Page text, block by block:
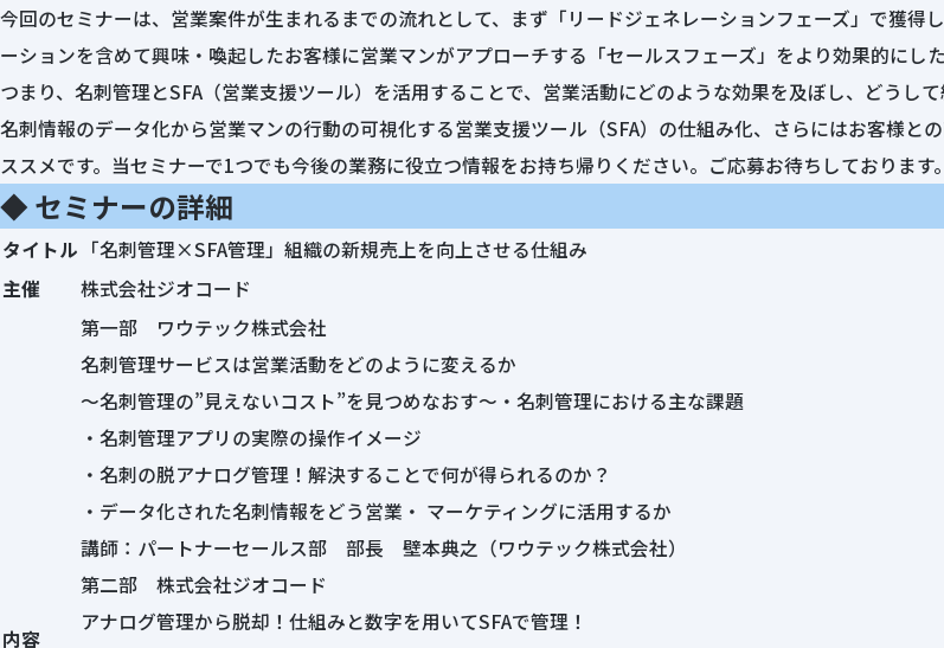
今回のセミナーは、営業案件が生まれるまでの流れとして、まず「リードジェネレーションフェーズ」で獲
ーションを含めて興味・喚起したお客様に営業マンがアプローチする「セールスフェーズ」をより効果的にし
つまり、名刺管理とSFA（営業支援ツール）を活用することで、営業活動にどのような効果を及ぼし、どうし
名刺情報のデータ化から営業マンの行動の可視化する営業支援ツール（SFA）の仕組み化、さらにはお客様
ススメです。当セミナーで1つでも今後の業務に役立つ情報をお持ち帰りください。ご応募お待ちしております。
◆ セミナーの詳細
タイトル 「名刺管理×SFA管理」組織の新規売上を向上させる仕組み
主催
株式会社ジオコード
内容
第一部 ワウテック株式会社
名刺管理サービスは営業活動をどのように変えるか
～名刺管理の”見えないコスト”を見つめなおす～・名刺管理における主な課題
・名刺管理アプリの実際の操作イメージ
・名刺の脱アナログ管理！解決することで何が得られるのか？
・データ化された名刺情報をどう営業・ マーケティングに活用するか
講師：パートナーセールス部 部長 壁本典之（ワウテック株式会社）
第二部 株式会社ジオコード
アナログ管理から脱却！仕組みと数字を用いてSFAで管理！